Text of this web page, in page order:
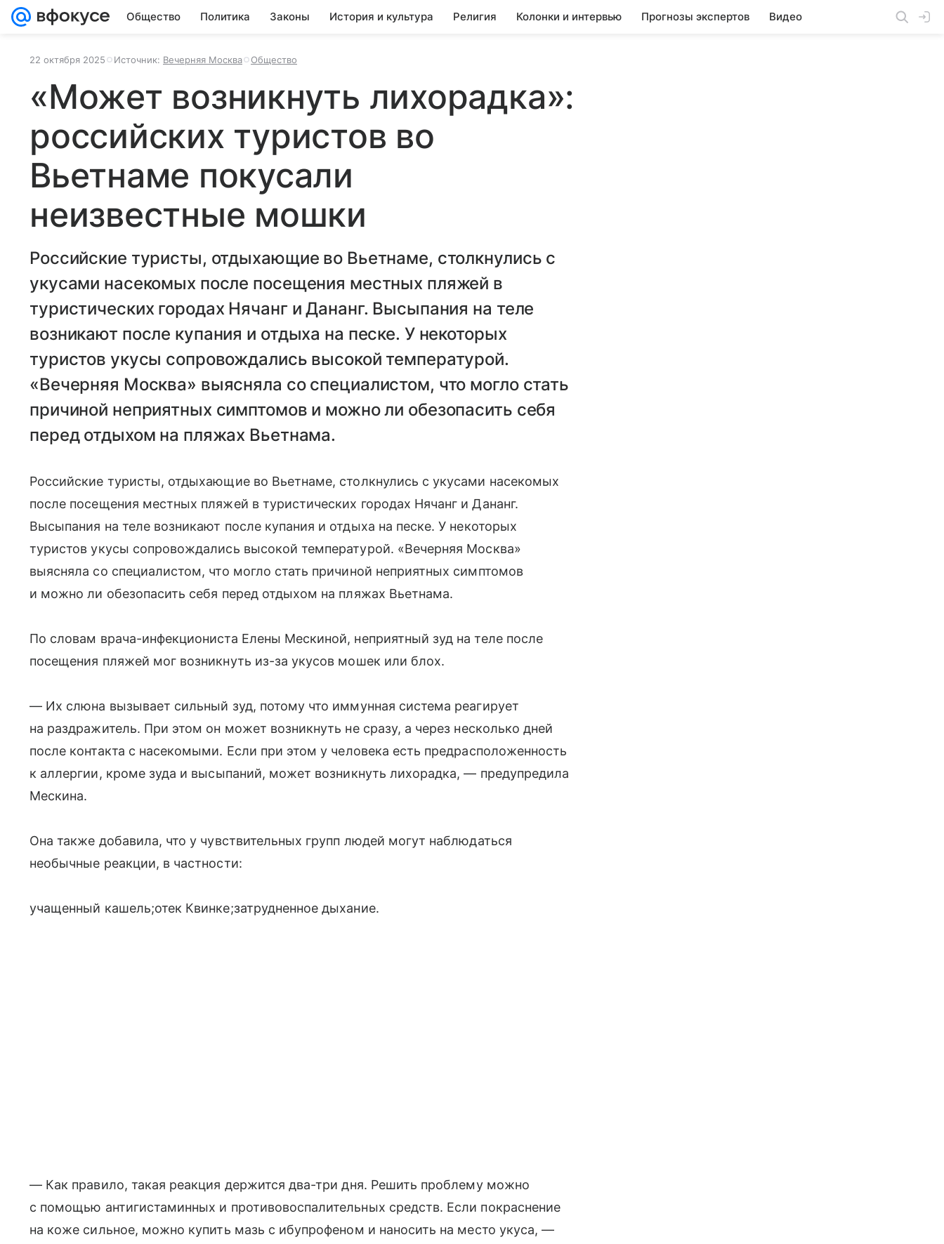
Общество Политика Законы История и культура Религия Колонки и интервью Прогнозы экспертов Видео
22 октября 2025 Источник: Вечерняя Москва Общество
«Может возникнуть лихорадка»:
российских туристов во
Вьетнаме покусали
неизвестные мошки
Российские туристы, отдыхающие во Вьетнаме, столкнулись с
укусами насекомых после посещения местных пляжей в
туристических городах Нячанг и Дананг. Высыпания на теле
возникают после купания и отдыха на песке. У некоторых
туристов укусы сопровождались высокой температурой.
«Вечерняя Москва» выясняла со специалистом, что могло стать
причиной неприятных симптомов и можно ли обезопасить себя
перед отдыхом на пляжах Вьетнама.
Российские туристы, отдыхающие во Вьетнаме, столкнулись с укусами насекомых
после посещения местных пляжей в туристических городах Нячанг и Дананг.
Высыпания на теле возникают после купания и отдыха на песке. У некоторых
туристов укусы сопровождались высокой температурой. «Вечерняя Москва»
выясняла со специалистом, что могло стать причиной неприятных симптомов
и можно ли обезопасить себя перед отдыхом на пляжах Вьетнама.
По словам врача-инфекциониста Елены Мескиной, неприятный зуд на теле после
посещения пляжей мог возникнуть из-за укусов мошек или блох.
— Их слюна вызывает сильный зуд, потому что иммунная система реагирует
на раздражитель. При этом он может возникнуть не сразу, а через несколько дней
после контакта с насекомыми. Если при этом у человека есть предрасположенность
к аллергии, кроме зуда и высыпаний, может возникнуть лихорадка, — предупредила
Мескина.
Она также добавила, что у чувствительных групп людей могут наблюдаться
необычные реакции, в частности:
учащенный кашель;отек Квинке;затрудненное дыхание.
— Как правило, такая реакция держится два-три дня. Решить проблему можно
с помощью антигистаминных и противовоспалительных средств. Если покраснение
на коже сильное, можно купить мазь с ибупрофеном и наносить на место укуса, —